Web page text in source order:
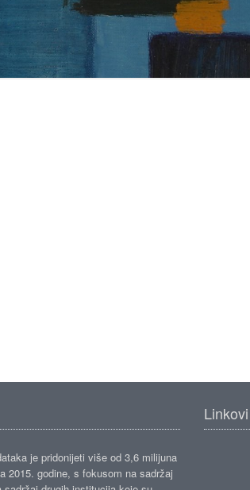
je pridonijeti više od 3,6 milijuna
2015. godine, s fokusom na sadržaj
Linkovi